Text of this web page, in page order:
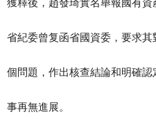
省紀委曾复函省國資委，要求
個問題，作出核查結論和明確
事再無進展。